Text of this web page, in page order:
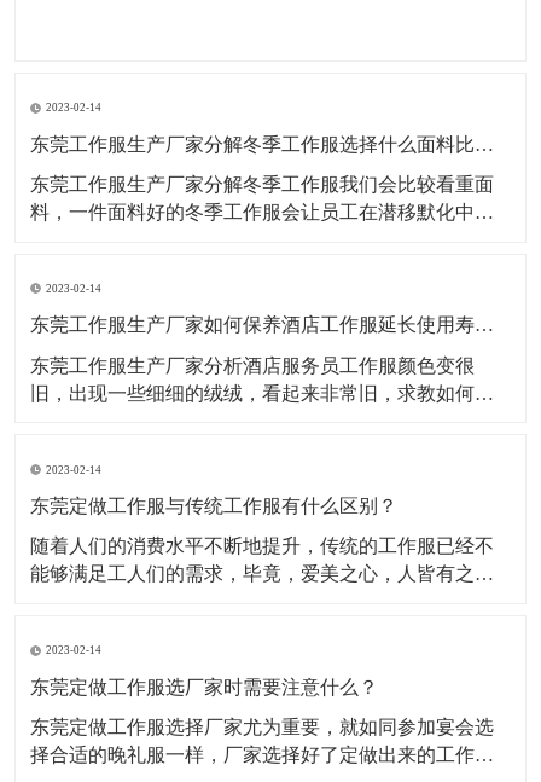
2023-02-14
东莞工作服生产厂家分解冬季工作服选择什么面料比较好？
东莞工作服生产厂家分解冬季工作服我们会比较看重面
料，一件面料好的冬季工作服会让员工在潜移默化中更
一般有混纺和交织两种分类做法，优点是抗皱性好，不
易变形;缺点是容易起毛，加上两次染色，面料手感偏
硬。手感柔
2023-02-14
东莞工作服生产厂家如何保养酒店工作服延长使用寿命？
东莞工作服生产厂家分析酒店服务员工作服颜色变很
旧，出现一些细细的绒绒，看起来非常旧，求教如何洗
汗、具有一定的防静电、阻燃，对人体无害，棉染色性
能好，而且有颜色棉酒店服务员工作服，深但色的相对
比较褪色较
2023-02-14
东莞定做工作服与传统工作服有什么区别？
随着人们的消费水平不断地提升，传统的工作服已经不
能够满足工人们的需求，毕竟，爱美之心，人皆有之。
个工作服市场更加有竞争力。此外，在我们的印象中，
80或者90年代的工人穿着的工作服装，往往给我们印象
就是“土
2023-02-14
东莞定做工作服选厂家时需要注意什么？
东莞定做工作服选择厂家尤为重要，就如同参加宴会选
择合适的晚礼服一样，厂家选择好了定做出来的工作服